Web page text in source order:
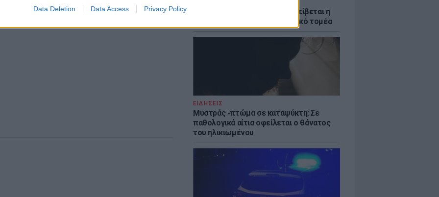
Data Deletion Data Access Privacy Policy
Δεκαπενταύγουστος: Πώς αμείβεται η
εργασία την αργία στον ιδιωτικό τομέα
ΕΙΔΗΣΕΙΣ
Μυστράς -πτώμα σε καταψύκτη: Σε
παθολογικά αίτια οφείλεται ο θάνατος
του ηλικιωμένου